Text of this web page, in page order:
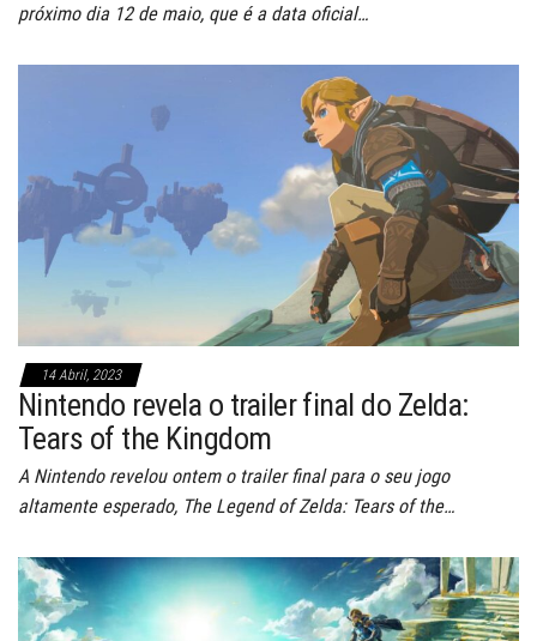
próximo dia 12 de maio, que é a data oficial…
14 Abril, 2023
Nintendo revela o trailer final do Zelda:
Tears of the Kingdom
A Nintendo revelou ontem o trailer final para o seu jogo
altamente esperado, The Legend of Zelda: Tears of the…